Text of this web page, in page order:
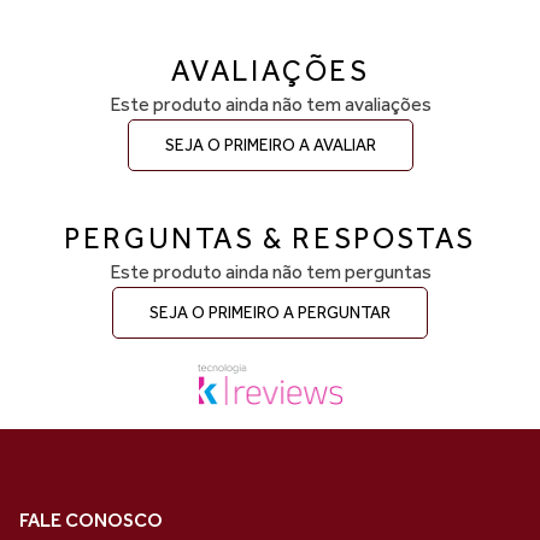
AVALIAÇÕES
Este produto ainda não tem avaliações
SEJA O PRIMEIRO A AVALIAR
PERGUNTAS & RESPOSTAS
Este produto ainda não tem perguntas
SEJA O PRIMEIRO A PERGUNTAR
FALE CONOSCO